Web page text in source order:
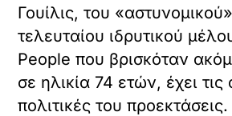
Γουίλις, του
τελευταίου ιδρυτικού
People που βρισκόταν
σε ηλικία 74 ετών, έχει
πολιτικές του προεκτάσεις.